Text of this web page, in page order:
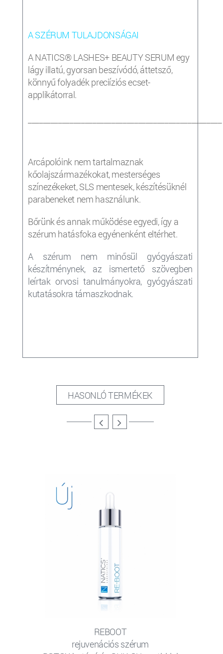
A SZÉRUM TULAJDONSÁGAI
A NATICS® LASHES+ BEAUTY SERUM egy
lágy illatú, gyorsan beszívódó, áttetsző,
könnyű folyadék preciíziós ecset-
applikátorral.
Arcápolóink nem tartalmaznak
kőolajszármazékokat, mesterséges
színezékeket, SLS mentesek, készítésüknél
parabeneket nem használunk.
Bőrünk és annak működése egyedi, így a
szérum hatásfoka egyénenként eltérhet.
A szérum nem minősül gyógyászati
készítménynek, az ismertető szövegben
leírtak orvosi tanulmányokra, gyógyászati
kutatásokra támaszkodnak.
HASONLÓ TERMÉKEK
REBOOT
rejuvenációs szérum